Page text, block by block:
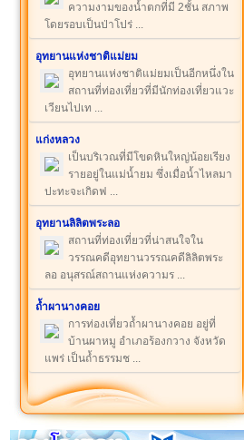
ความงามของน้ำตกที่มี 2ชั้น สภาพ
โดยรอบเป็นป่าโปร่ ...
อุทยานแห่งชาติแม่ยม
อุทยานแห่งชาติแม่ยมเป็นอีกหนึ่งใน
สถานที่ท่องเที่ยวที่มีนักท่องเที่ยวแวะ
เวียนไปเท ...
แก่งหลวง
เป็นบริเวณที่มีโขดหินใหญ่น้อยเรียง
รายอยู่ในแม่น้ำยม ซึ่งเมื่อน้ำไหลมา
ปะทะจะเกิดฟ ...
อุทยานลิลิตพระลอ
สถานที่ท่องเที่ยวที่น่าสนใจใน
วรรณคดีอุทยานวรรณคดีลิลิตพระ
ลอ อนุสรณ์สถานแห่งความร ...
ถ้ำผานางคอย
การท่องเที่ยวถ้ำผานางคอย อยู่ที่
บ้านผาหมู อำเภอร้องกวาง จังหวัด
แพร่ เป็นถ้ำธรรมช ...